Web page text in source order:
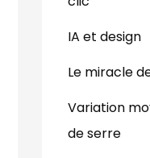
IA et design
Le miracle
Variation
de serre